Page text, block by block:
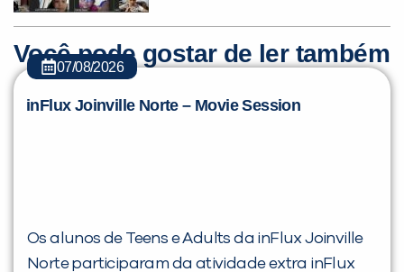
Você pode gostar de ler também
07/08/2026
inFlux Joinville Norte – Movie Session
Os alunos de Teens e Adults da inFlux Joinville
Norte participaram da atividade extra inFlux